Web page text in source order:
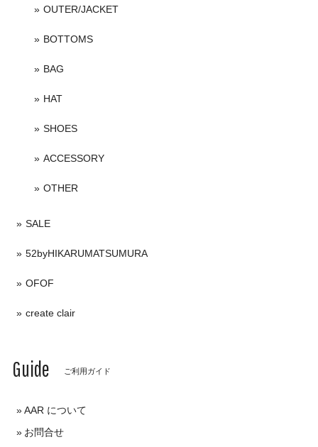
OUTER/JACKET
BOTTOMS
BAG
HAT
SHOES
ACCESSORY
OTHER
SALE
52byHIKARUMATSUMURA
OFOF
create clair
Guide ご利用ガイド
AAR について
お問合せ